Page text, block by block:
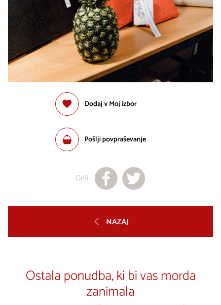
Dodaj v Moj izbor
Pošlji povpraševanje
Deli
NAZAJ
Ostala ponudba, ki bi vas morda
zanimala